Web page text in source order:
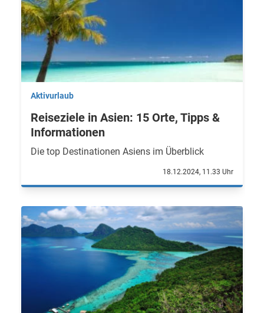
Aktivurlaub
Reiseziele in Asien: 15 Orte, Tipps &
Informationen
Die top Destinationen Asiens im Überblick
18.12.2024, 11.33 Uhr